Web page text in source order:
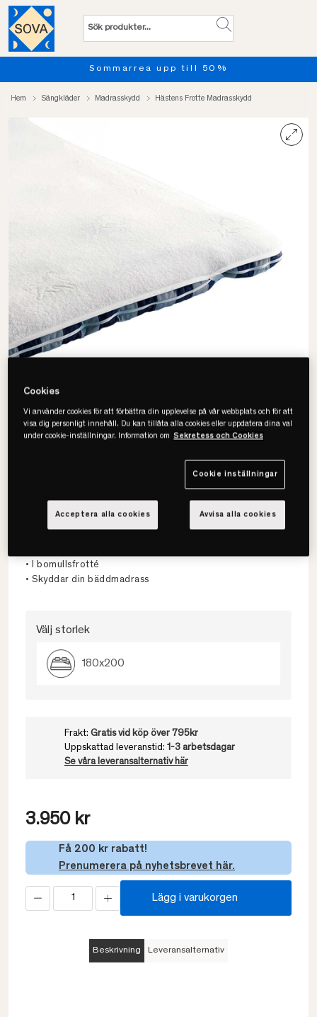
Provsov upp till
Hem Sängkläder Madrasskydd Hästens Frotte Madrasskydd
Frotte Madrasskydd
• I bomullsfrotté
• Skyddar din bäddmadrass
Välj storlek
180x200
Frakt: Gratis vid köp över 795kr
Uppskattad leveranstid: 1-3 arbetsdagar
Se våra leveransalternativ här
3.950 kr
Få 200 kr rabatt!
Prenumerera på nyhetsbrevet här.
Lägg i varukorgen
Beskrivning Leveransalternativ
Cookies
Vi använder cookies för att förbättra din upplevelse på vår webbplats och för att
visa dig personligt innehåll. Du kan tillåta alla cookies eller uppdatera dina val
under cookie-inställningar. Information om Sekretess och Cookies
Cookie inställningar
Avvisa alla cookies
Acceptera alla cookies